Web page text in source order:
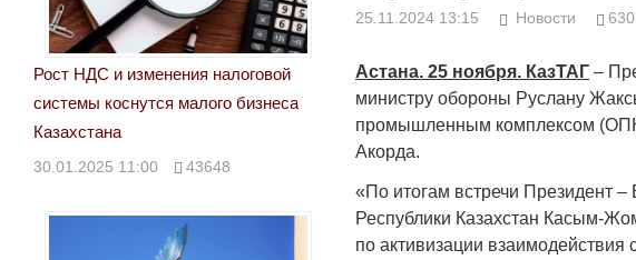
25.11.2024 13:15 Новости 630
Астана. 25 ноября. КазТАГ –
министру обороны Руслану
промышленным комплексом
Акорда.
«По итогам встречи Президент
Республики Казахстан Касым-
по активизации
Рост НДС и изменения налоговой
системы коснутся малого бизнеса
Казахстана
30.01.2025 11:00 43648